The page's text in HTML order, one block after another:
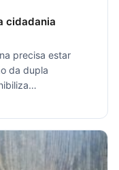
cidadania
precisa estar
da dupla